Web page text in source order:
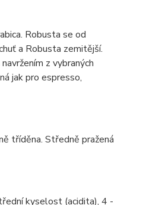
Robusta se od
a Robusta zemitější.
z vybraných
jak pro espresso,
tříděna. Středně pražená
kyselost (acidita), 4 -